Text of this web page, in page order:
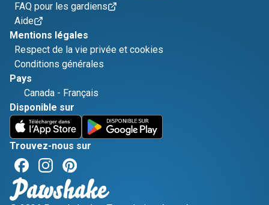
FAQ pour les gardiens
Aide
Mentions légales
Respect de la vie privée et cookies
Conditions générales
Pays
Canada - Français
Disponible sur
Trouvez-nous sur